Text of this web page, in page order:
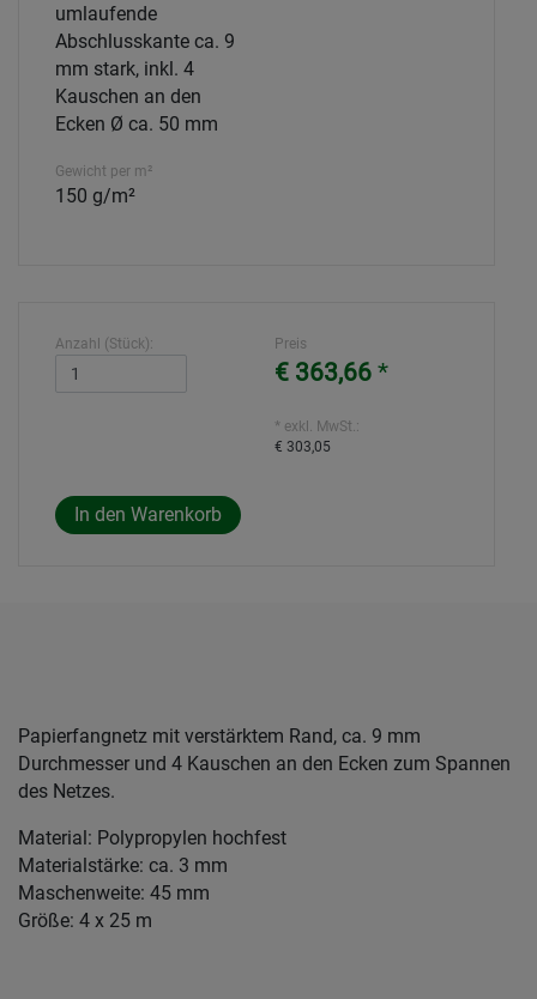
umlaufende
Abschlusskante ca. 9
mm stark, inkl. 4
Kauschen an den
Ecken Ø ca. 50 mm
Gewicht per m²
150 g/m²
Anzahl (Stück): Preis
€ 363,66 *
* exkl. MwSt.:
€ 303,05
Papierfangnetz mit verstärktem Rand, ca. 9 mm
Durchmesser und 4 Kauschen an den Ecken zum Spannen
des Netzes.
Material: Polypropylen hochfest
Materialstärke: ca. 3 mm
Maschenweite: 45 mm
Größe: 4 x 25 m